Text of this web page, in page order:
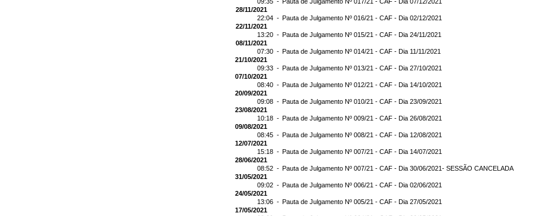
28/11/2021
22:04 - Pauta de Julgamento Nº 016/21 - CAF - Dia 02/12/2021
22/11/2021
13:20 - Pauta de Julgamento Nº 015/21 - CAF - Dia 24/11/2021
08/11/2021
07:30 - Pauta de Julgamento Nº 014/21 - CAF - Dia 11/11/2021
21/10/2021
09:33 - Pauta de Julgamento Nº 013/21 - CAF - Dia 27/10/2021
07/10/2021
08:40 - Pauta de Julgamento Nº 012/21 - CAF - Dia 14/10/2021
20/09/2021
09:08 - Pauta de Julgamento Nº 010/21 - CAF - Dia 23/09/2021
23/08/2021
10:18 - Pauta de Julgamento Nº 009/21 - CAF - Dia 26/08/2021
09/08/2021
08:45 - Pauta de Julgamento Nº 008/21 - CAF - Dia 12/08/2021
12/07/2021
15:18 - Pauta de Julgamento Nº 007/21 - CAF - Dia 14/07/2021
28/06/2021
08:52 - Pauta de Julgamento Nº 007/21 - CAF - Dia 30/06/2021- SESSÃO CANCELADA
31/05/2021
09:02 - Pauta de Julgamento Nº 006/21 - CAF - Dia 02/06/2021
24/05/2021
13:06 - Pauta de Julgamento Nº 005/21 - CAF - Dia 27/05/2021
17/05/2021